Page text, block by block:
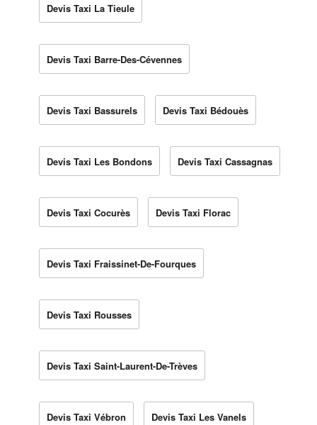
Devis Taxi La Tieule
Devis Taxi Barre-Des-Cévennes
Devis Taxi Bassurels Devis Taxi Bédouès
Devis Taxi Les Bondons Devis Taxi Cassagnas
Devis Taxi Cocurès Devis Taxi Florac
Devis Taxi Fraissinet-De-Fourques
Devis Taxi Rousses
Devis Taxi Saint-Laurent-De-Trèves
Devis Taxi Vébron Devis Taxi Les Vanels